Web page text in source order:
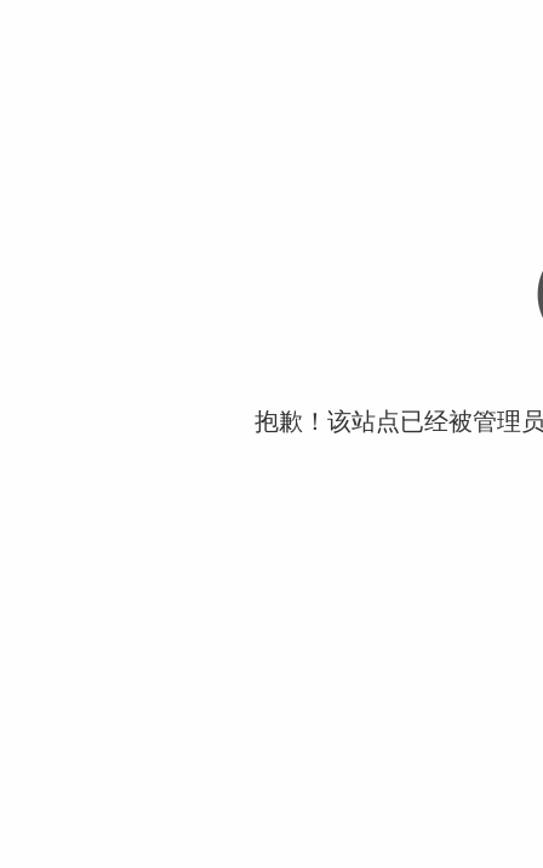
抱歉！该站点已经被管理